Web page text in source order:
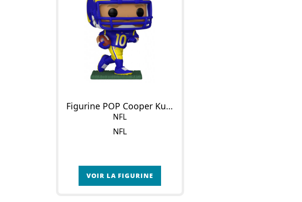
Figurine POP Cooper Kupp
NFL
NFL
VOIR LA FIGURINE